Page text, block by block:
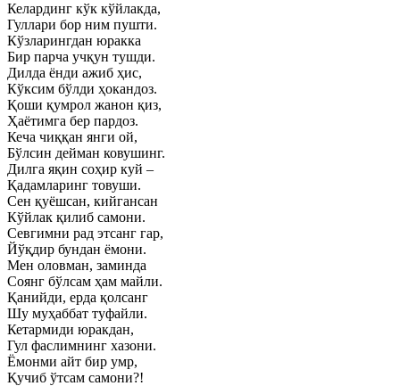
Келардинг кўк кўйлакда,
Гуллари бор ним пушти.
Кўзларингдан юракка
Бир парча учқун тушди.
Дилда ёнди ажиб ҳис,
Кўксим бўлди ҳокандоз.
Қоши қумрол жанон қиз,
Ҳаётимга бер пардоз.
Кеча чиққан янги ой,
Бўлсин дейман ковушинг.
Дилга яқин соҳир куй –
Қадамларинг товуши.
Сен қуёшсан, кийгансан
Кўйлак қилиб самони.
Севгимни рад этсанг гар,
Йўқдир бундан ёмони.
Мен оловман, заминда
Соянг бўлсам ҳам майли.
Қанийди, ерда қолсанг
Шу муҳаббат туфайли.
Кетармиди юракдан,
Гул фаслимнинг хазони.
Ёмонми айт бир умр,
Қучиб ўтсам самони?!